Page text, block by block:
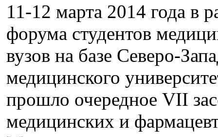
11-12 марта 2014 года в
форума студентов
вузов на базе Северо-
медицинского
прошло очередное VII
медицинских и